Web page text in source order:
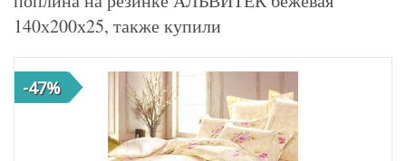
140х200х25, также купили
-47%